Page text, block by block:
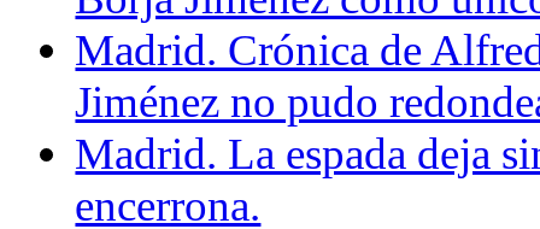
Madrid. Crónica de
Jiménez no pudo
Madrid. La espada deja
encerrona.